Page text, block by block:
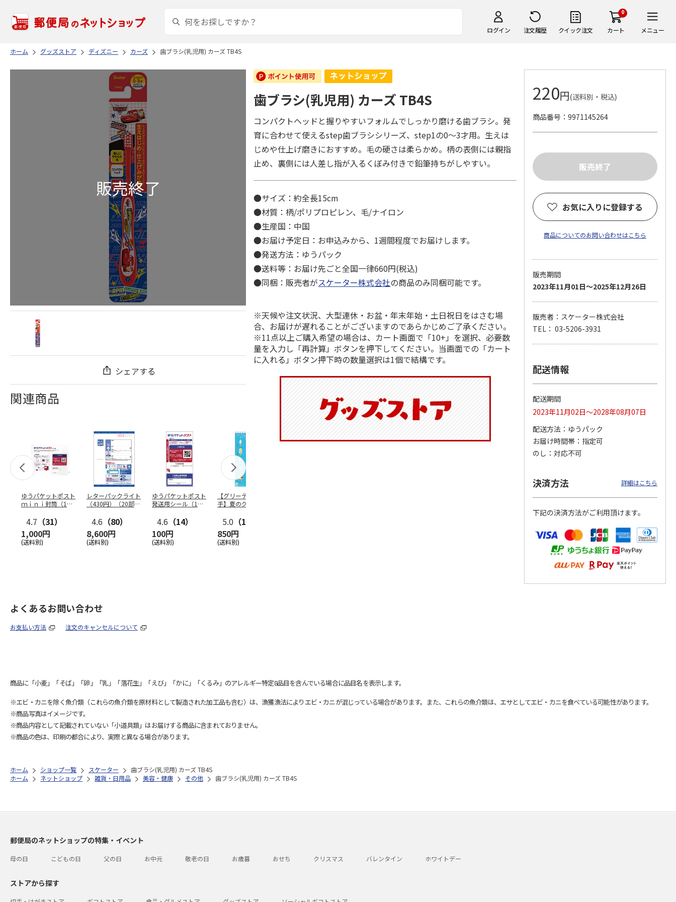
ログイン 注文履歴 クイック注文
0
カート メニュー
ホーム グッズストア ディズニー カーズ 歯ブラシ(乳児用) カーズ TB4S
シェアする
関連商品
ゆうパケットポスト
ｍｉｎｉ封筒（1個
4.7 （31）
1,000円
(送料別)
レターパックライト
（430円）（20部セ
4.6 （80）
8,600円
(送料別)
ゆうパケットポスト
発送用シール（1個
4.6 （14）
100円
(送料別)
【グリーティング切
手】夏のグリーティ
5.0 （10）
850円
(送料別)
【グリーティング切
【グリーティング切
（シンプル）（110
5,500円
(送料別)
【のり式】110円普
ート100枚）
11,000円
(送料別)
歯ブラシ(乳児用) カーズ TB4S
コンパクトヘッドと握りやすいフォルムでしっかり磨ける歯ブラシ。発
育に合わせて使えるstep歯ブラシシリーズ、step1の0～3才用。生えは
じめや仕上げ磨きにおすすめ。毛の硬さは柔らかめ。柄の表側には親指
止め、裏側には人差し指が入るくぼみ付きで鉛筆持ちがしやすい。
●サイズ：約全長15cm
●材質：柄/ポリプロピレン、毛/ナイロン
●生産国：中国
●お届け予定日：お申込みから、1週間程度でお届けします。
●発送方法：ゆうパック
●送料等：お届け先ごと全国一律660円(税込)
●同梱：販売者がスケーター株式会社の商品のみ同梱可能です。
※天候や注文状況、大型連休・お盆・年末年始・土日祝日をはさむ場
合、お届けが遅れることがございますのであらかじめご了承ください。
※11点以上ご購入希望の場合は、カート画面で「10+」を選択、必要数
量を入力し「再計算」ボタンを押下してください。当画面での「カート
に入れる」ボタン押下時の数量選択は1個で結構です。
220円(送料別・税込)
商品番号
9971145264
お気に入りに登録する
商品についてのお問い合わせはこちら
販売期間
2023年11月01日～2025年12月26日
販売者：スケーター株式会社
TEL： 03-5206-3931
配送情報
配送期間
2023年11月02日～2028年08月07日
配送方法
ゆうパック
お届け時間帯
指定可
のし
対応不可
決済方法 詳細はこちら
下記の決済方法がご利用頂けます。
よくあるお問い合わせ
お支払い方法 注文のキャンセルについて
商品に「小麦」「そば」「卵」「乳」「落花生」「えび」「かに」「くるみ」のアレルギー特定8品目を含んでいる場合に品目名を表示します。
※エビ・カニを除く魚介類（これらの魚介類を原材料として製造された加工品も含む）は、漁獲漁法によりエビ・カニが混じっている場合があります。また、これらの魚介類は、エサとしてエビ・カニを食べている可能性があります。
※商品写真はイメージです。
※商品内容として記載されていない「小道具類」はお届けする商品に含まれておりません。
※商品の色は、印刷の都合により、実際と異なる場合があります。
ホーム ショップ一覧 スケーター
歯ブラシ(乳児用) カーズ TB4S
ホーム
ネットショップ 雑貨・日用品 美容・健康 その他 歯ブラシ(乳児用) カーズ TB4S
郵便局のネットショップの特集・イベント
母の日 こどもの日 父の日 お中元 敬老の日 お歳暮 おせち クリスマス バレンタイン ホワイトデー
ストアから探す